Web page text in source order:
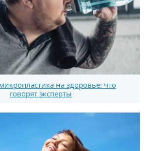
на здоровье: что
говорят эксперты